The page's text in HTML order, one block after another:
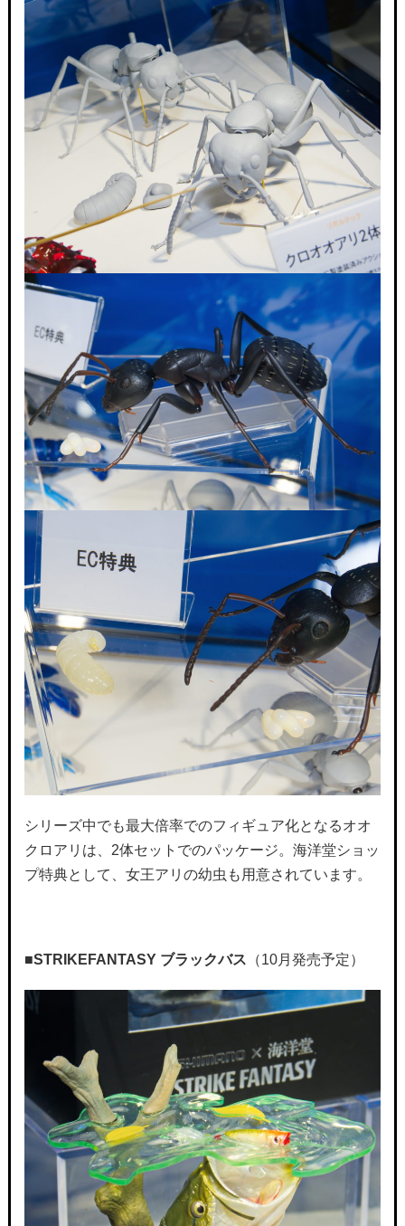
シリーズ中でも最大倍率でのフィギュア化となるオオ
クロアリは、2体セットでのパッケージ。海洋堂ショッ
プ特典として、女王アリの幼虫も用意されています。
■STRIKEFANTASY ブラックバス （10月発売予定）